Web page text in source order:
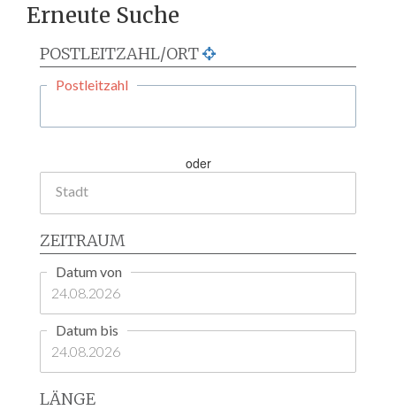
Erneute Suche
POSTLEITZAHL/ORT
Postleitzahl
oder
Stadt
ZEITRAUM
Datum von
Datum bis
LÄNGE